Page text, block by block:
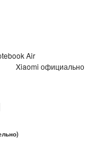
Air
Xiaomi официально